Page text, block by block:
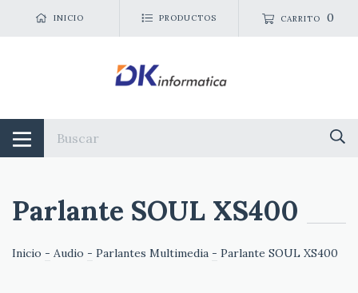
INICIO PRODUCTOS CARRITO 0
Parlante SOUL XS400
Inicio - Audio - Parlantes Multimedia - Parlante SOUL XS400